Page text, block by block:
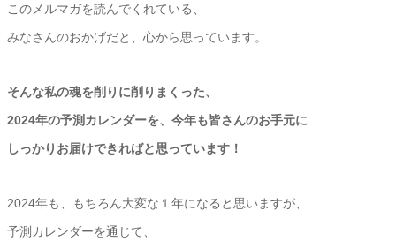
このメルマガを読んでくれている、
みなさんのおかげだと、心から思っています。
そんな私の魂を削りに削りまくった、
2024年の予測カレンダーを、今年も皆さんのお手元に
しっかりお届けできればと思っています！
2024年も、もちろん大変な１年になると思いますが、
予測カレンダーを通じて、